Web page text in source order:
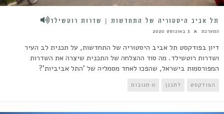
תל אביב היסטוריה של התחדשות | שדרות רוטשילד
המערכת 3 באוגוסט 2020
דיון בפודקסט תל אביב היסטוריה של התחדשות, על תכנית לב העיר
ושדרות רוטשילד. מה סוד ההצלחה של התכנית שיצרה את השדרות
המפורסמות בישראל, שהפכו לאחד מסמליה של 'התל אביביות'?
הפודקסט לתכנן 0 תגובות